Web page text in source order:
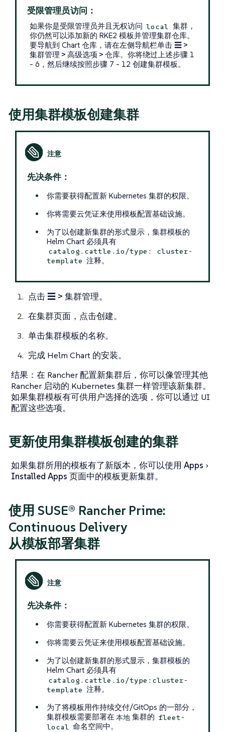
受限管理员访问：
如果你是受限管理员并且无权访问 local
集群，
你仍然可以添加新的 RKE2 模板并管理集群仓库。
要导航到 Chart 仓库，请在左侧导航栏单击 ☰ >
集群管理 > 高级选项 > 仓库。你将绕过上述步骤 1
- 6，然后继续按照步骤 7 - 12 创建集群模板。
使用集群模板创建集群
先决条件：
你需要获得配置新 Kubernetes 集群的权限。
你将需要云凭证来使用模板配置基础设施。
为了以创建新集群的形式显示，集群模板的
Helm Chart 必须具有
catalog.cattle.io/type: cluster-
template 注释。
点击 ☰ > 集群管理。
在集群页面，点击创建。
单击集群模板的名称。
完成 Helm Chart 的安装。
结果 ：在 Rancher 配置新集群后，你可以像管理其他
Rancher 启动的 Kubernetes 集群一样管理该新集群。
如果集群模板有可供用户选择的选项，你可以通过 UI
配置这些选项。
更新使用集群模板创建的集群
如果集群所用的模板有了新版本，你可以使用 Apps
Installed Apps 页面中的模板更新集群。
使用 SUSE® Rancher Prime:
Continuous Delivery
从模板部署集群
先决条件：
你需要获得配置新 Kubernetes 集群的权限。
你将需要云凭证来使用模板配置基础设施。
为了以创建新集群的形式显示，集群模板的
Helm Chart 必须具有
catalog.cattle.io/type:cluster-
template 注释。
为了将模板用作持续交付/GitOps 的一部分，
集群模板需要部署在 本地 集群的 fleet-
local
命名空间中。